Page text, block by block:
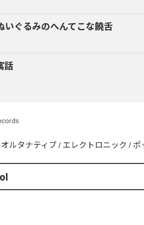
いぐるみのへんてこな饒舌
話
オルタナティブ / エレクトロニック / ポ